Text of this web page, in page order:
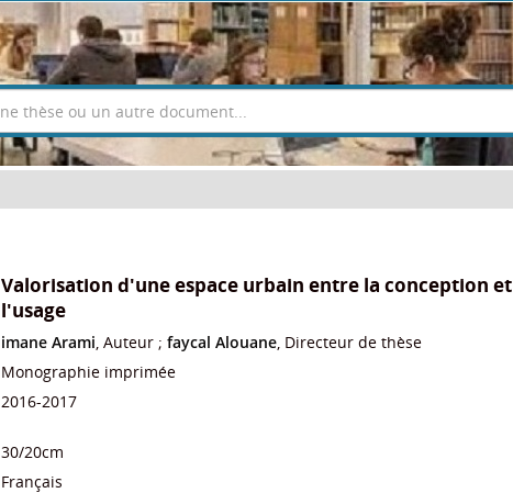
Valorisation d'une espace urbain entre la conception et
l'usage
imane Arami, Auteur ; faycal Alouane, Directeur de thèse
Monographie imprimée
2016-2017
30/20cm
Français